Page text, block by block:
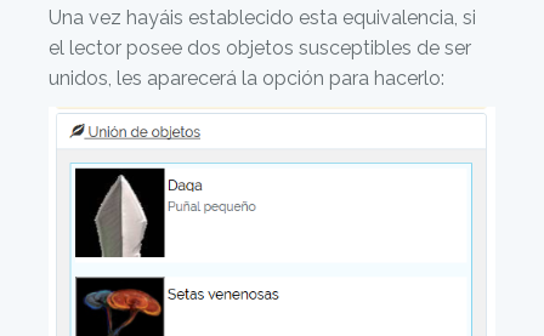
Una vez hayáis establecido esta equivalencia, si
el lector posee dos objetos susceptibles de ser
unidos, les aparecerá la opción para hacerlo: